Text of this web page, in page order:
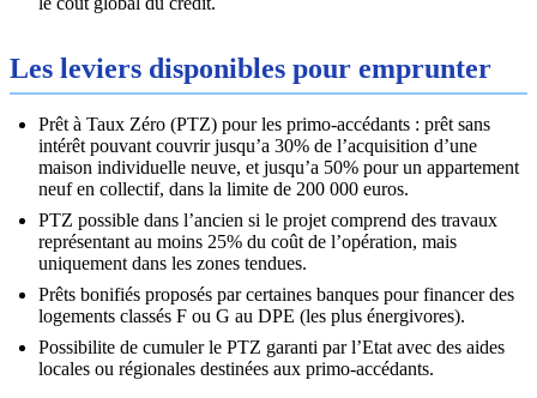
Les leviers disponibles pour emprunter
Prêt à Taux Zéro (PTZ) pour les primo-accédants : prêt sans
intérêt pouvant couvrir jusqu’a 30% de l’acquisition d’une
maison individuelle neuve, et jusqu’a 50% pour un appartement
neuf en collectif, dans la limite de 200 000 euros.
PTZ possible dans l’ancien si le projet comprend des travaux
représentant au moins 25% du coût de l’opération, mais
uniquement dans les zones tendues.
Prêts bonifiés proposés par certaines banques pour financer des
logements classés F ou G au DPE (les plus énergivores).
Possibilite de cumuler le PTZ garanti par l’Etat avec des aides
locales ou régionales destinées aux primo-accédants.